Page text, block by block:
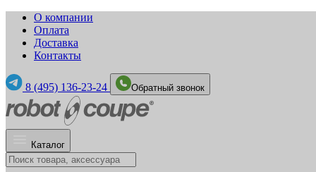
О компании
Оплата
Доставка
Контакты
8 (495) 136-23-24 Обратный звонок
Каталог